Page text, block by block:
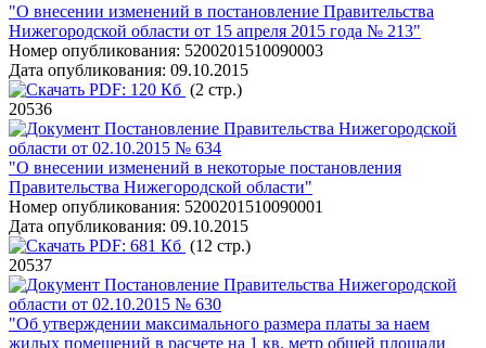
"О внесении изменений в постановление Правительства
Нижегородской области от 15 апреля 2015 года № 213"
Номер опубликования: 5200201510090003
Дата опубликования: 09.10.2015
PDF: 120 Кб (2 стр.)
20536
Постановление Правительства Нижегородской
области от 02.10.2015 № 634
"О внесении изменений в некоторые постановления
Правительства Нижегородской области"
Номер опубликования: 5200201510090001
Дата опубликования: 09.10.2015
PDF: 681 Кб (12 стр.)
20537
Постановление Правительства Нижегородской
области от 02.10.2015 № 630
"Об утверждении максимального размера платы за наем
жилых помещений в расчете на 1 кв. метр общей площади